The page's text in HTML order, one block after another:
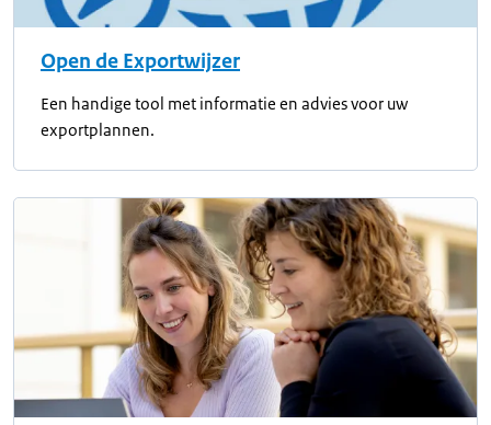
Open de Exportwijzer
Een handige tool met informatie en advies voor uw
exportplannen.